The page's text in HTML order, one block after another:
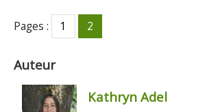
Pages : 1 2
Auteur
Kathryn Adel